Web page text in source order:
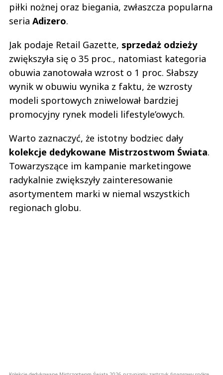
piłki nożnej oraz biegania, zwłaszcza popularna
seria Adizero.
Jak podaje Retail Gazette, sprzedaż odzieży
zwiększyła się o 35 proc., natomiast kategoria
obuwia zanotowała wzrost o 1 proc. Słabszy
wynik w obuwiu wynika z faktu, że wzrosty
modeli sportowych zniwelował bardziej
promocyjny rynek modeli lifestyle’owych.
Warto zaznaczyć, że istotny bodziec dały
kolekcje dedykowane Mistrzostwom Świata.
Towarzyszące im kampanie marketingowe
radykalnie zwiększyły zainteresowanie
asortymentem marki w niemal wszystkich
regionach globu.